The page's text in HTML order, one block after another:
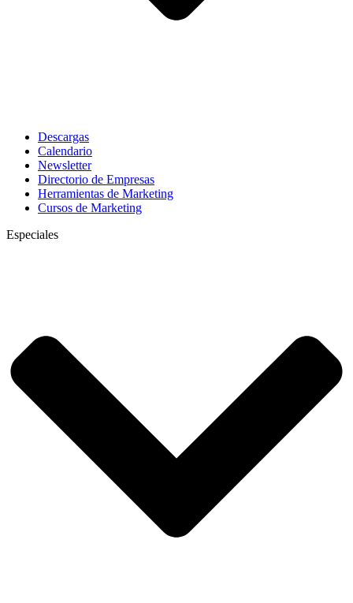
Descargas
Calendario
Newsletter
Directorio de Empresas
Herramientas de Marketing
Cursos de Marketing
Especiales